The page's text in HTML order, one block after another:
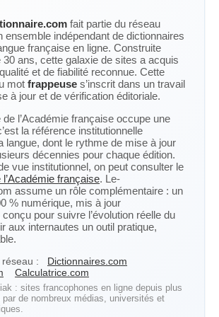
fait partie du réseau
ensemble indépendant de dictionnaires
française en ligne. Construite
30 ans, cette galaxie de sites a acquis
et de fiabilité reconnue. Cette
mot frappeuse s’inscrit dans un travail
à jour et de vérification éditoriale.
de l’Académie française occupe une
la référence institutionnelle
langue, dont le rythme de mise à jour
décennies pour chaque édition.
vue institutionnel, on peut consulter le
française. Le-
assume un rôle complémentaire : un
% numérique, mis à jour
pour suivre l’évolution réelle du
aux internautes un outil pratique,
:
Dictionnaires.com
Calculatrice.com
: sites francophones en ligne depuis plus
de nombreux médias, universités et